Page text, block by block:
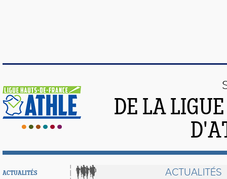
DE LA
ACTUALITÉS ACTUALITÉS